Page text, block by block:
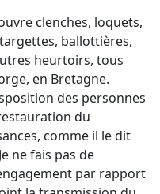
clenches, loquets,
ballottières,
heurtoirs, tous
en Bretagne.
des personnes
du
comme il le dit
ne fais pas de
par rapport